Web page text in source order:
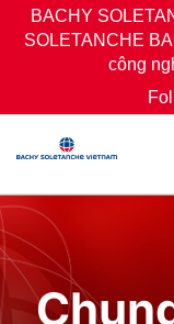
SkipBACHY
SOLETANCHE
công